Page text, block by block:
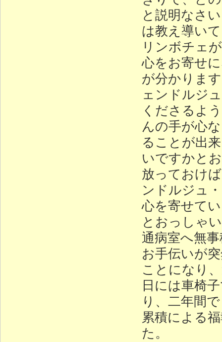
と説明なさ
は教え導い
リンボチェ
心をお寄せ
が分かりま
ェンドルジ
くださるよ
んの手が心
ることが出
いですかと
放っておけ
ンドルジュ
心を寄せて
とおっしゃ
通病室へ無
お手伝いが
ことになり
日には車椅
り、二年間
累積による
た。